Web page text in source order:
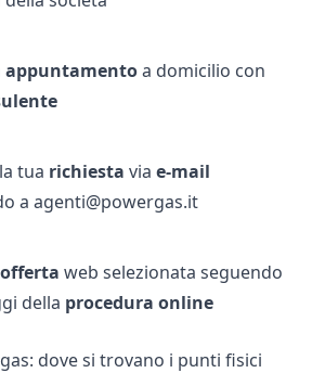
appuntamentoa domicilio con
la tua richiesta via e-mail
a agenti@powergas.it
offerta web selezionata seguendo
della procedura online
dove si trovano i punti fisici